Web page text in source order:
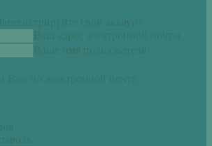
Зарегистрируйте свой аккаунт
Ваш адрес электронной почты
Ваше имя пользователя
Вам по электронной почте.